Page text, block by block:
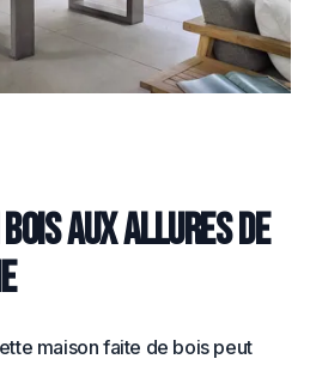
aux allures de
maison faite de bois peut